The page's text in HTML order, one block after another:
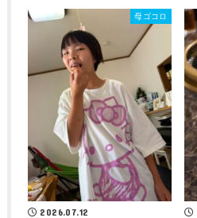
母ゴコロ
2026.07.12